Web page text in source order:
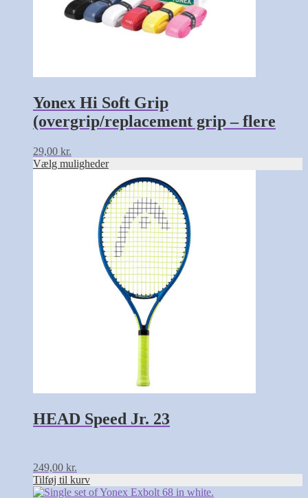
Yonex Hi Soft Grip
(overgrip/replacement grip – flere
29,00 kr.
Vælg muligheder
HEAD Speed Jr. 23
249,00 kr.
Tilføj til kurv
Dette